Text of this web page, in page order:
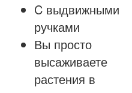
C выдвижными
ручками
Вы просто
высаживаете
растения в